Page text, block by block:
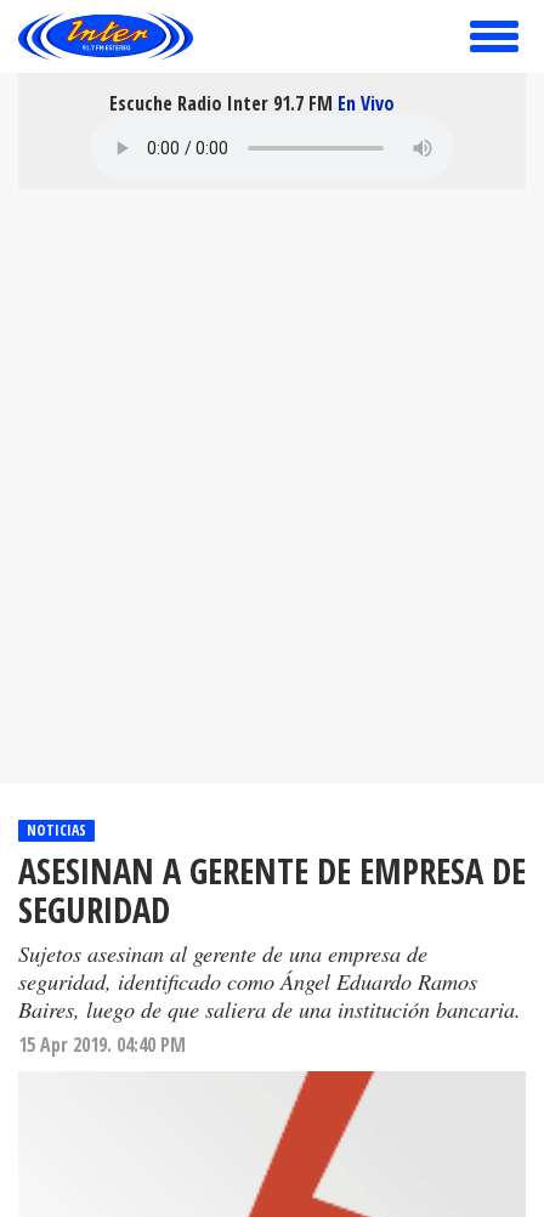
toggle
Escuche Radio Inter 91.7 FM En Vivo
NOTICIAS
ASESINAN A GERENTE DE EMPRESA DE
SEGURIDAD
Sujetos asesinan al gerente de una empresa de
seguridad, identificado como Ángel Eduardo Ramos
Baires, luego de que saliera de una institución bancaria.
15 Apr 2019. 04:40 PM